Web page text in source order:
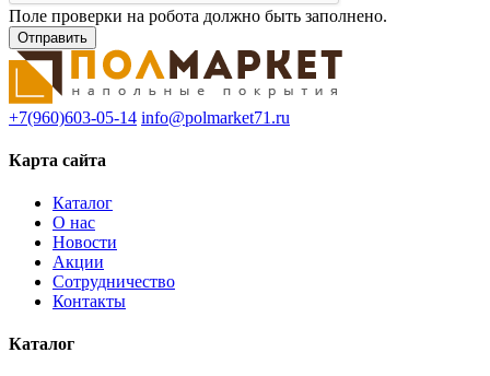
Поле проверки на робота должно быть заполнено.
+7(960)603-05-14 info@polmarket71.ru
Карта сайта
Каталог
О нас
Новости
Акции
Сотрудничество
Контакты
Каталог